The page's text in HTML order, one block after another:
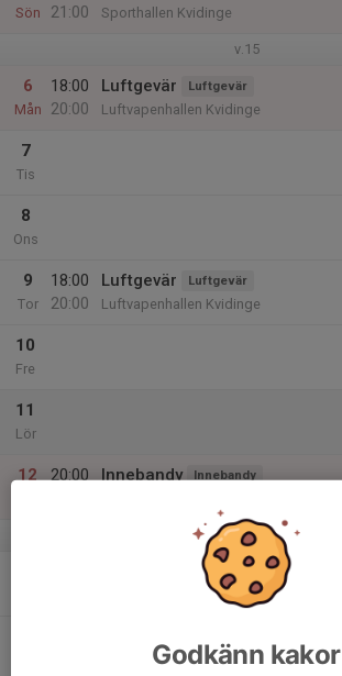
Sön
21:00
Sporthallen Kvidinge
v.15
6
Mån
18:00
20:00
Luftgevär Luftgevär
Luftvapenhallen Kvidinge
7
Tis
8
Ons
9
Tor
18:00
20:00
Luftgevär Luftgevär
Luftvapenhallen Kvidinge
10
Fre
11
Lör
12
20:00
Innebandy Innebandy
v.16
Luftgevär
Luftvapenhallen Kvidinge
Godkänn kakor